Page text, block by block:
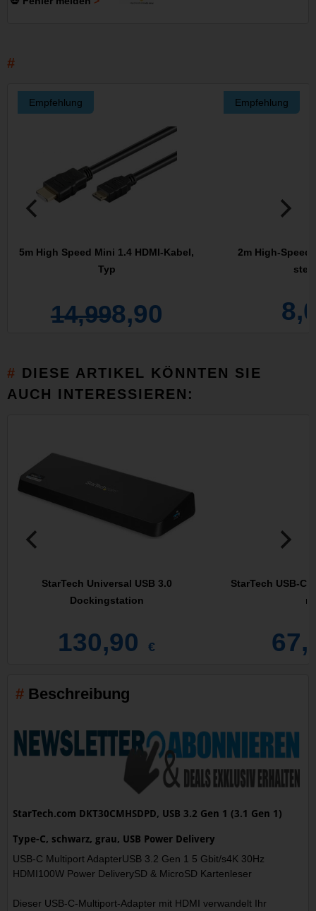
Empfehlung
5m High Speed Mini 1.4 HDMI-Kabel,
Typ
8,90
14,99
Empfehlung
2m High-Speed
DIESE ARTIKEL KÖNNTEN SIE
AUCH INTERESSIEREN:
StarTech Universal USB 3.0
Dockingstation
130,90 €
StarTech USB-C
Beschreibung
StarTech.com DKT30CMHSDPD, USB 3.2 Gen 1 (3.1 Gen 1)
Type-C, schwarz, grau, USB Power Delivery
USB-C Multiport AdapterUSB 3.2 Gen 1 5 Gbit/s4K 30Hz
HDMI100W Power DeliverySD & MicroSD Kartenleser
Dieser USB-C-Multiport-Adapter mit HDMI verwandelt Ihr